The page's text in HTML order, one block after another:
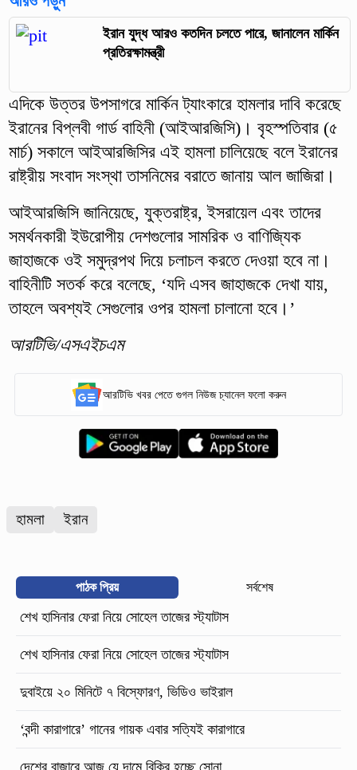
ইরান যুদ্ধ আরও কতদিন চলতে পারে, জানালেন মার্কিন
প্রতিরক্ষামন্ত্রী
এদিকে উত্তর উপসাগরে মার্কিন ট্যাংকারে হামলার দাবি করেছে
ইরানের বিপ্লবী গার্ড বাহিনী (আইআরজিসি)। বৃহস্পতিবার (৫
মার্চ) সকালে আইআরজিসির এই হামলা চালিয়েছে বলে ইরানের
রাষ্ট্রীয় সংবাদ সংস্থা তাসনিমের বরাতে জানায় আল জাজিরা।
আইআরজিসি জানিয়েছে, যুক্তরাষ্ট্র, ইসরায়েল এবং তাদের
সমর্থনকারী ইউরোপীয় দেশগুলোর সামরিক ও বাণিজ্যিক
জাহাজকে ওই সমুদ্রপথ দিয়ে চলাচল করতে দেওয়া হবে না।
বাহিনীটি সতর্ক করে বলেছে, ‘যদি এসব জাহাজকে দেখা যায়,
তাহলে অবশ্যই সেগুলোর ওপর হামলা চালানো হবে।’
আরটিভি/এসএইচএম
আরটিভি খবর পেতে গুগল নিউজ চ্যানেল ফলো করুন
হামলা ইরান
পাঠক প্রিয় সর্বশেষ
শেখ হাসিনার ফেরা নিয়ে সোহেল তাজের স্ট্যাটাস
শেখ হাসিনার ফেরা নিয়ে সোহেল তাজের স্ট্যাটাস
দুবাইয়ে ২০ মিনিটে ৭ বিস্ফোরণ, ভিডিও ভাইরাল
‘বন্দী কারাগারে’ গানের গায়ক এবার সত্যিই কারাগারে